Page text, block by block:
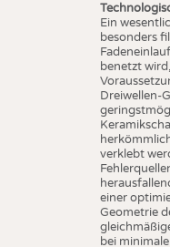
Ein
besonders
benetzt
Dreiwellen-
verklebt
einer
Geometrie
bei